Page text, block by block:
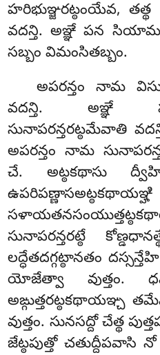
హరిభుఞ్జరట్ఠంయేవ, తత్థ
వదన్తి. అఞ్ఞే పన
సబ్బం విమంసితబ్బం.
అపరన్తం నామ
వదన్తి. అఞ్ఞే
సునాపరన్తరట్ఠమేవాతి
అపరన్తం నామ
చే. అట్ఠకథాసు
ఉపరిపణ్ణాసఅట్ఠకథాయఞ్హి
సునాపరన్తరట్ఠే
లద్ధేతదగ్గట్ఠానతం
యోజేత్వా వుత్తం.
అఙ్గుత్తరట్ఠకథాయఞ్చ
వుత్తం. సునసద్దో చేత్థ
జేట్ఠపుత్తో చతుద్దీపవాసి నో